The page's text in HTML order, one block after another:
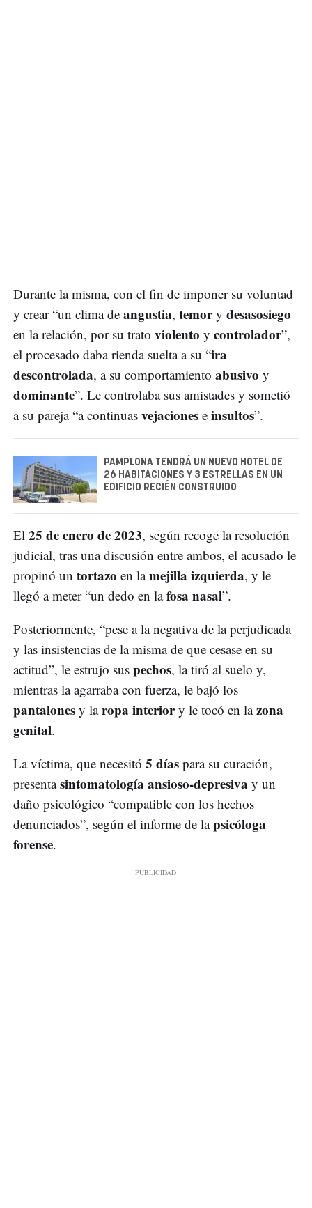
Durante la misma, con el fin de imponer su voluntad
y crear “un clima de angustia, temory desasosiego
en la relación, por su trato violento y controlador”,
el procesado daba rienda suelta a su “ira
descontrolada, a su comportamiento abusivo y
dominante”. Le controlaba sus amistades y sometió
a su pareja “a continuas vejaciones e insultos”.
PAMPLONA TENDRÁ UN NUEVO HOTEL DE
26 HABITACIONES Y 3 ESTRELLAS EN UN
EDIFICIO RECIÉN CONSTRUIDO
El 25 de enero de 2023, según recoge la resolución
judicial, tras una discusión entre ambos, el acusado le
propinó un tortazo en lamejilla izquierda, y le
llegó a meter “un dedo en lafosa nasal”.
Posteriormente, “pese a la negativa de la perjudicada
y las insistencias de la misma de que cesase en su
actitud”, le estrujo sus pechos, la tiró al suelo y,
mientras la agarraba con fuerza, le bajó los
pantalones y laropa interiory le tocó en lazona
genital.
La víctima, que necesitó 5 días para su curación,
presentasintomatología ansioso-depresiva y un
daño psicológico “compatible con los hechos
denunciados”, según el informe de lapsicóloga
forense.